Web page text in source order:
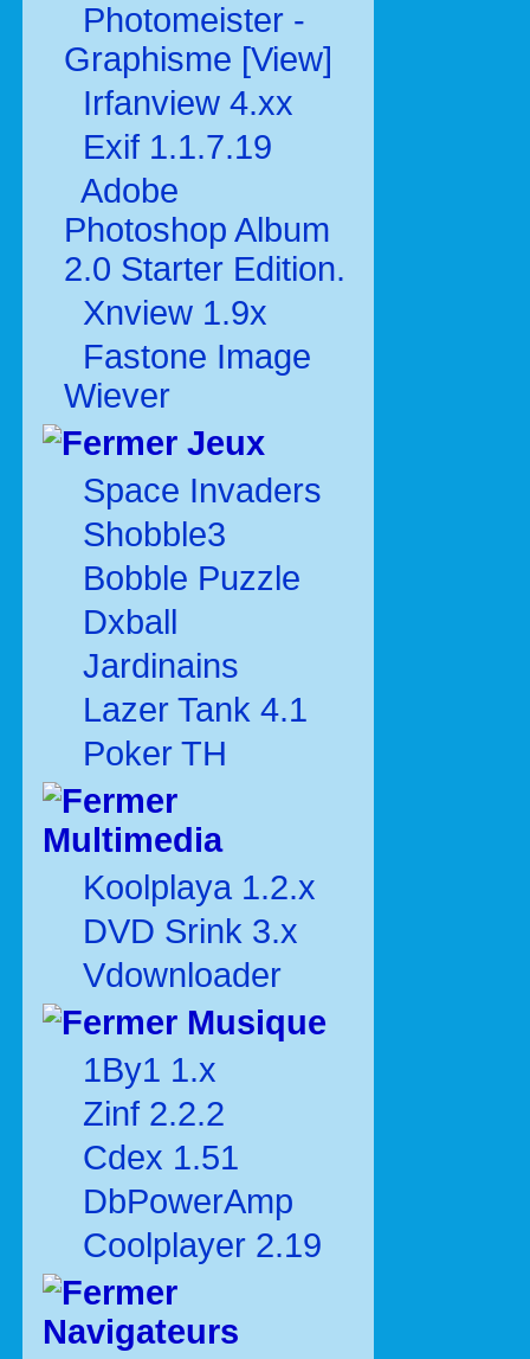
Photomeister -
Graphisme [View]
Irfanview 4.xx
Exif 1.1.7.19
Adobe
Photoshop Album
2.0 Starter Edition.
Xnview 1.9x
Fastone Image
Wiever
Jeux
Space Invaders
Shobble3
Bobble Puzzle
Dxball
Jardinains
Lazer Tank 4.1
Poker TH
Multimedia
Koolplaya 1.2.x
DVD Srink 3.x
Vdownloader
Musique
1By1 1.x
Zinf 2.2.2
Cdex 1.51
DbPowerAmp
Coolplayer 2.19
Navigateurs